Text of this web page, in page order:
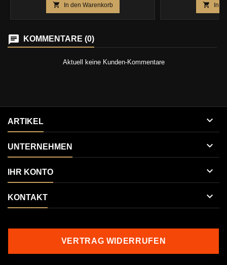
mit Hackfleisch, Gemüse. Großartig für
grillen, smoking, und backen
 In den Warenkorb  In
KOMMENTARE (0)
Aktuell keine Kunden-Kommentare
ARTIKEL 
UNTERNEHMEN 
IHR KONTO 
KONTAKT 
VERTRAG WIDERRUFEN